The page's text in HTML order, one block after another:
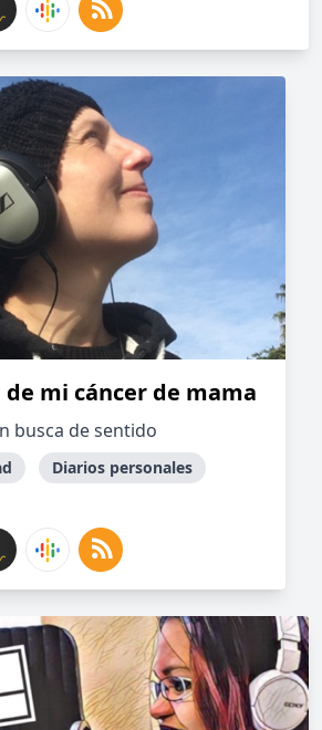
mi cáncer de mama
busca de sentido
Diarios personales